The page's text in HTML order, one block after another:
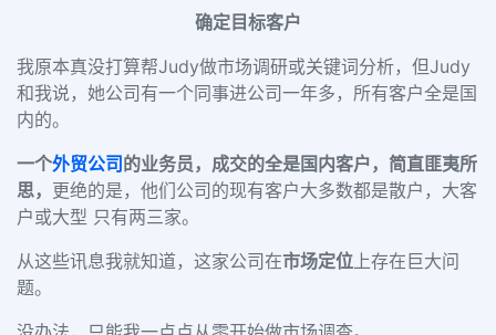
确定目标客户
我原本真没打算帮Judy做市场调研或关键词分析，但Judy
和我说，她公司有一个同事进公司一年多，所有客户全是国
内的。
一个外贸公司 的业务员，成交的全是国内客户，简直匪夷所
思， 更绝的是，他们公司的现有客户大多数都是散户，大客
户或大型 只有两三家。
从这些讯息我就知道，这家公司在市场定位上存在巨大问
题。